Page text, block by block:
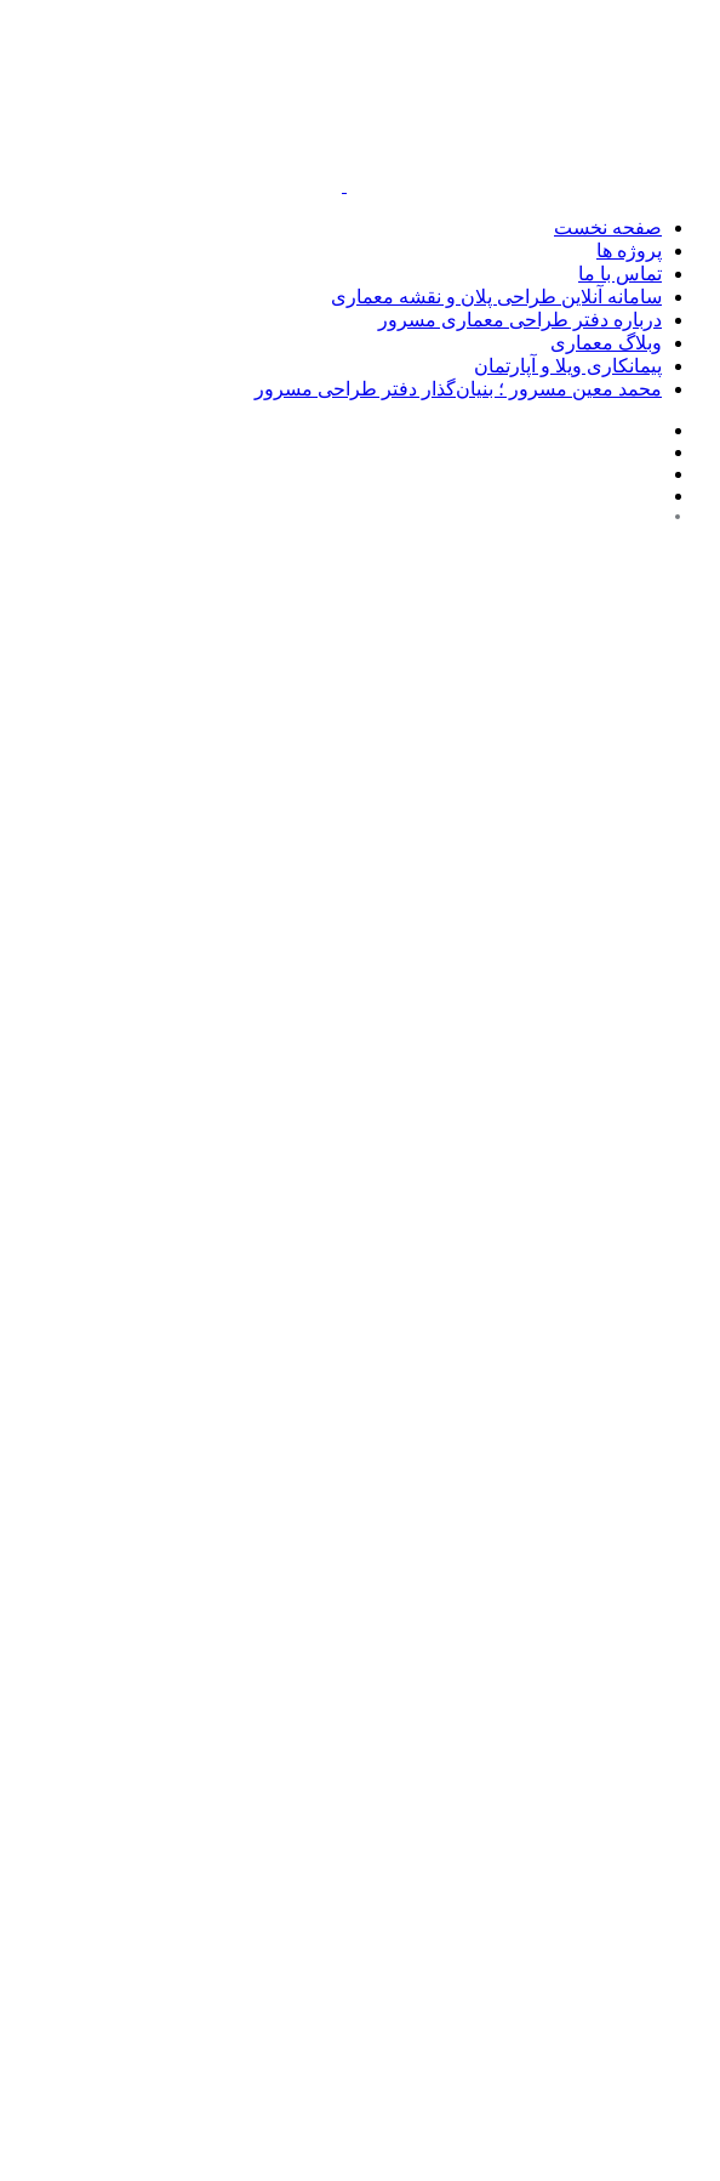
صفحه نخست
پروژه ها
تماس با ما
سامانه آنلاین طراحی پلان و نقشه معماری
درباره دفتر طراحی معماری مسرور
وبلاگ معماری
پیمانکاری ویلا و آپارتمان
محمد معین مسرور ؛ بنیان‌گذار دفتر طراحی مسرور